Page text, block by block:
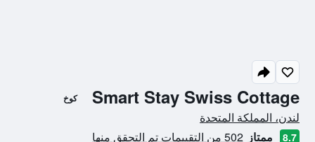
Smart Stay Swiss Cottage كوخ
تقييم فئة 0
لندن، المملكة المتحدة
8.7 ممتاز 502 من التقييمات تم التحقق منها